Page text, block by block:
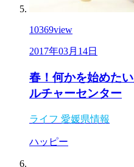
10369view
2017年03月14日
春！何かを始めた
ルチャーセンター
ライフ 愛媛県情報
ハッピー